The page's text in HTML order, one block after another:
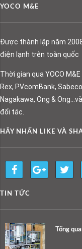
YOCO M&E
Được thành lập năm
điện lạnh trên toàn quốc
Thời gian qua YOCO
Rex, PVcomBank,
Nagakawa, Ong &
đối tác.
HÃY NHẤN LIKE VÀ
TIN TỨC
Tổng